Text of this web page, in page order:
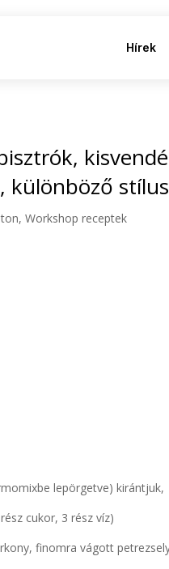
Hírek
különböző
,Workshop receptek
lepörgetve) kirántjuk,
cukor, 3 rész víz)
finomra vágott